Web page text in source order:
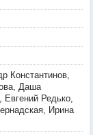
Константинов,
Даша
Евгений Редько,
Ирина